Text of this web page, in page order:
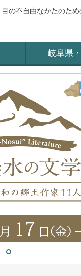
目の不自由なかたのた
岐阜県